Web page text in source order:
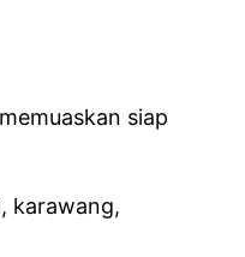
siap
karawang,